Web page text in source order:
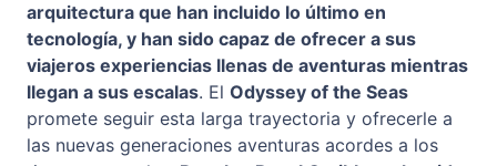
arquitectura que han incluido lo último en
tecnología, y han sido capaz de ofrecer a sus
viajeros experiencias llenas de aventuras mientras
llegan a sus escalas. El Odyssey of the Seas
promete seguir esta larga trayectoria y ofrecerle a
las nuevas generaciones aventuras acordes a los